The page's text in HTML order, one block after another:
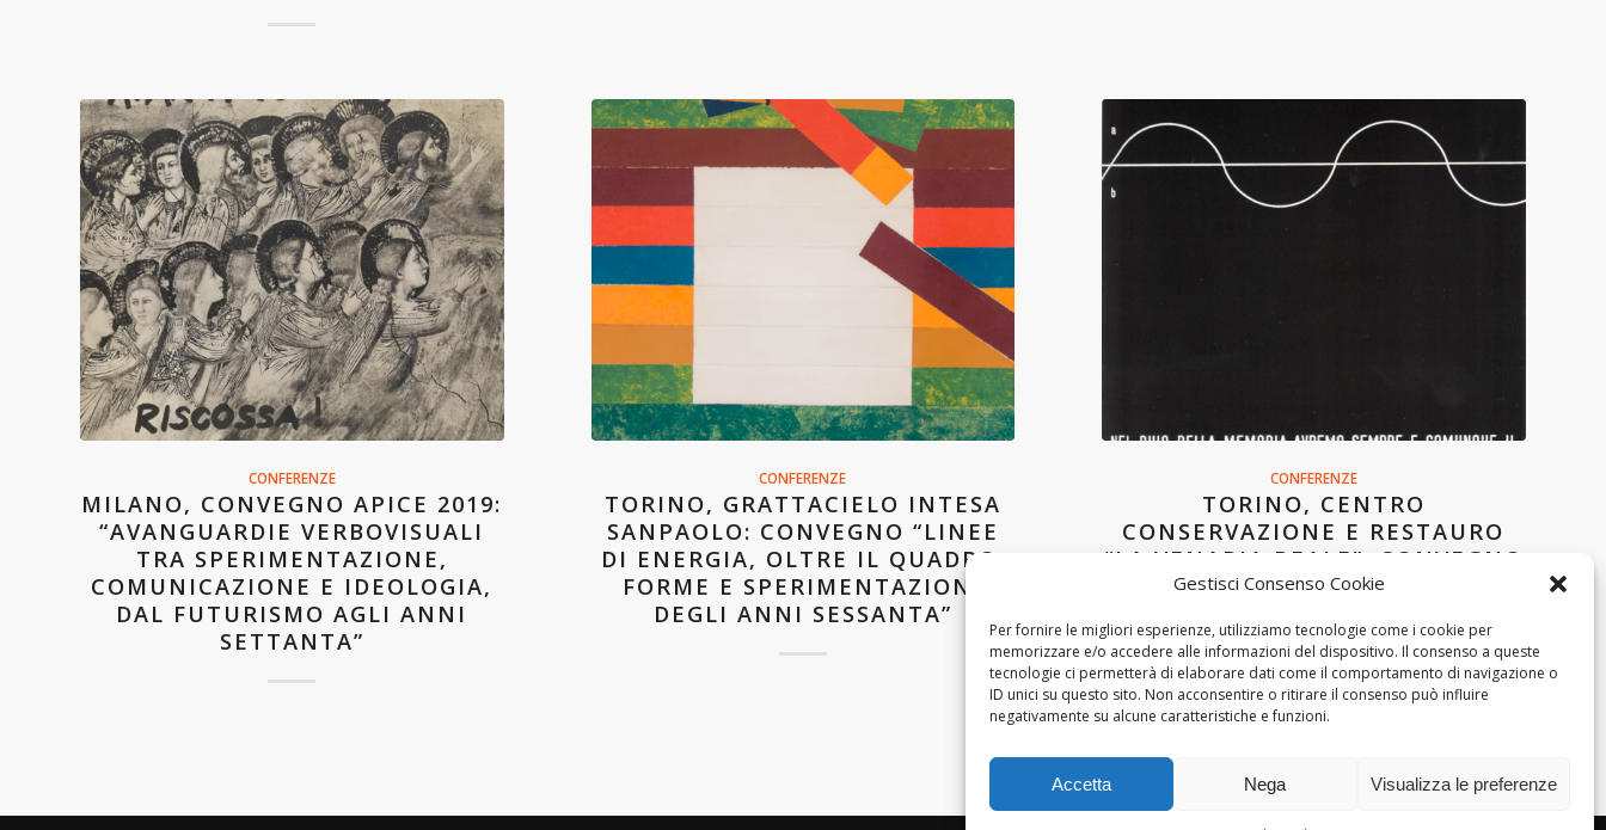
Gestisci Consenso Cookie
Per fornire le migliori esperienze, utilizziamo tecnologie come i cookie per
memorizzare e/o accedere alle informazioni del dispositivo. Il consenso a queste
tecnologie ci permetterà di elaborare dati come il comportamento di navigazione o
ID unici su questo sito. Non acconsentire o ritirare il consenso può influire
negativamente su alcune caratteristiche e funzioni.
Accetta Nega Visualizza le preferenze
CONFERENZE
MILANO, CONVEGNO APICE 2019:
“AVANGUARDIE VERBOVISUALI
TRA SPERIMENTAZIONE,
COMUNICAZIONE E IDEOLOGIA,
DAL FUTURISMO AGLI ANNI
SETTANTA”
CONFERENZE
TORINO, GRATTACIELO INTESA
SANPAOLO: CONVEGNO “LINEE
DI ENERGIA, OLTRE IL QUADRO:
FORME E SPERIMENTAZIONI
DEGLI ANNI SESSANTA”
CONFERENZE
TORINO, CENTRO
CONSERVAZIONE E RESTAURO
“LA VENARIA REALE”: CONVEGNO
“LINEE DI ENERGIA,OLTRE IL